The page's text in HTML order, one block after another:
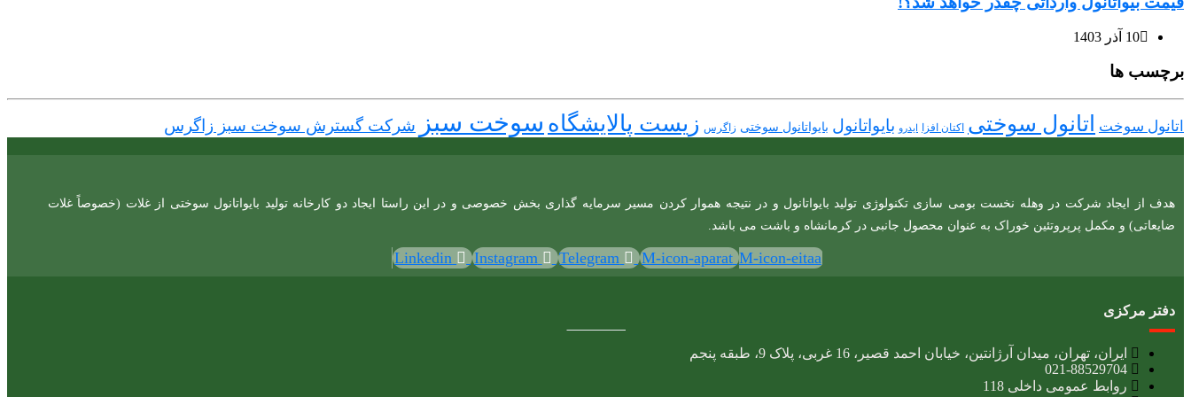
10 آذر 1403
برچسب ها
اتانول سوخت اتانول سوختی اکتان افزا ایدرو بایواتانول بایواتانول سوختی زاگرس زیست پالایشگاه سوخت سبز شرکت گسترش سوخت سبز زاگرس
هدف از ایجاد شرکت در وهله نخست بومی سازی تکنولوژی تولید بایواتانول و در نتیجه هموار کردن مسیر سرمایه گذاری بخش خصوصی و در این راستا ایجاد دو کارخانه تولید بایواتانول سوختی از غلات (خصوصاً غلات
ضایعاتی) و مکمل پرپروتئین خوراک به عنوان محصول جانبی در کرمانشاه و باشت می باشد.
Linkedin Instagram Telegram M-icon-aparat M-icon-eitaa
دفتر مرکزی
ایران، تهران، میدان آرژانتین، خیابان احمد قصیر، 16 غربی، پلاک 9، طبقه پنجم
021-88529704
روابط عمومی داخلی 118